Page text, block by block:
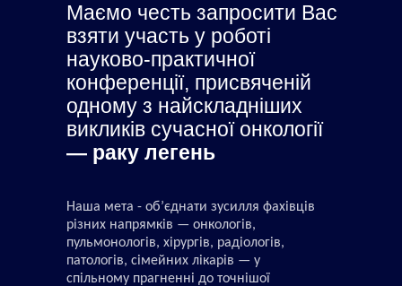
Маємо честь запросити Вас
взяти участь у роботі
науково-практичної
конференції, присвяченій
одному з найскладніших
викликів сучасної онкології
— раку легень
Наша мета - об’єднати зусилля фахівців
різних напрямків — онкологів,
пульмонологів, хірургів, радіологів,
патологів, сімейних лікарів — у
спільному прагненні до точнішої